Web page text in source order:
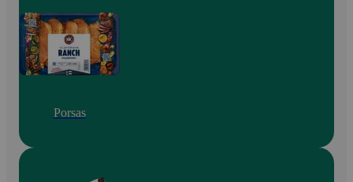
Porsas